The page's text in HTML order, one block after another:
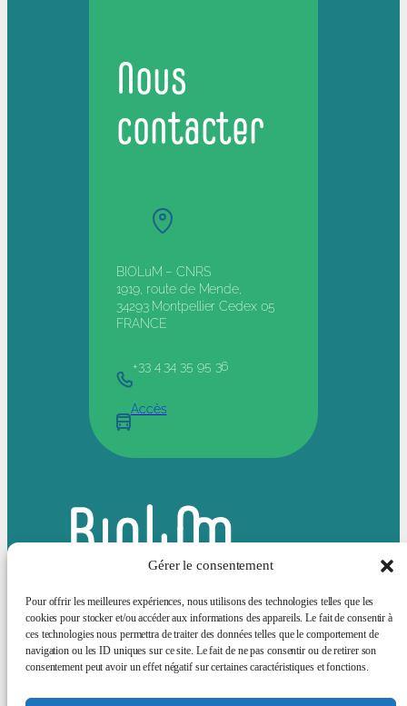
Gérer le consentement
Pour offrir les meilleures expériences, nous utilisons des technologies telles que les
cookies pour stocker et/ou accéder aux informations des appareils. Le fait de consentir à
ces technologies nous permettra de traiter des données telles que le comportement de
navigation ou les ID uniques sur ce site. Le fait de ne pas consentir ou de retirer son
consentement peut avoir un effet négatif sur certaines caractéristiques et fonctions.
Nous
contacter
BIOLuM – CNRS
1919, route de Mende,
34293 Montpellier Cedex 05
FRANCE
+33 4 34 35 95 36
Accès
Bluesky
LinkedIn